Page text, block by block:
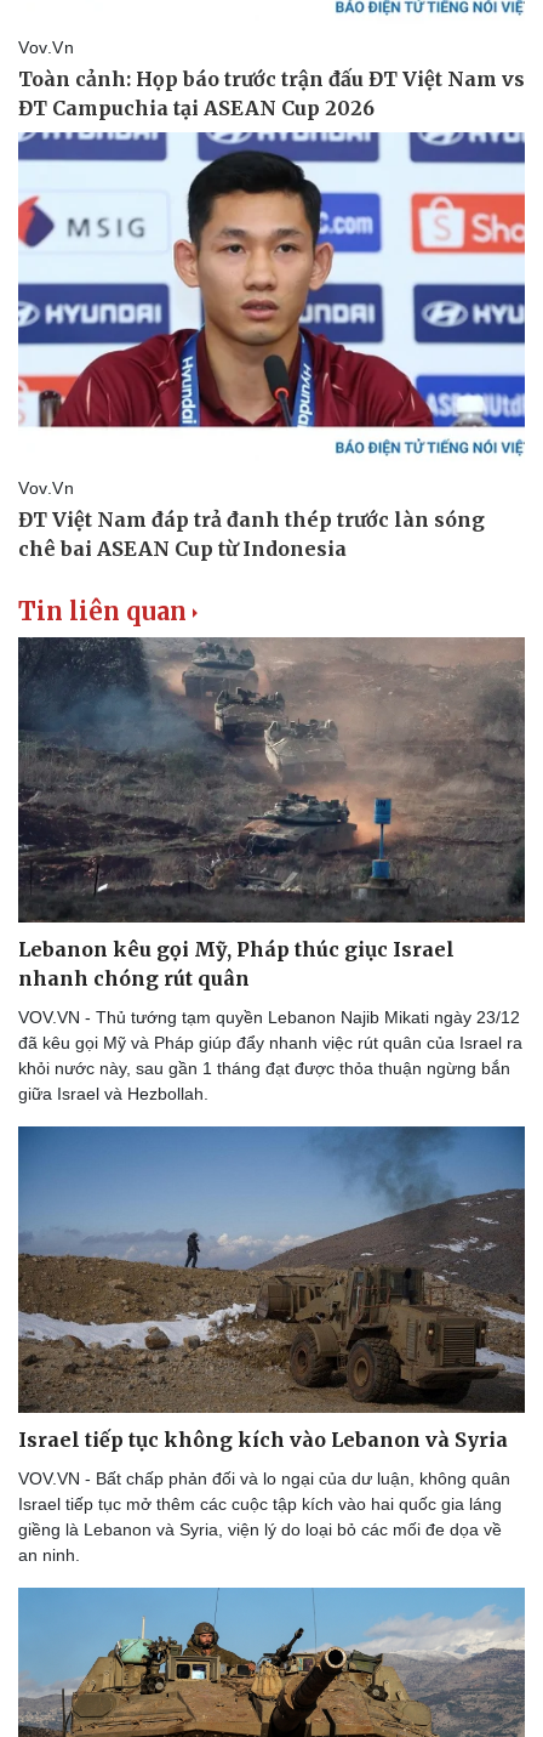
Thể thao
Lịch thi đấu bóng đá
Thế giới thể thao
eSports
Ô tô - Xe máy
Xe máy
Tin liên quan
Lebanon kêu gọi Mỹ, Pháp thúc giục Israel
nhanh chóng rút quân
VOV.VN - Thủ tướng tạm quyền Lebanon Najib Mikati ngày 23/12
đã kêu gọi Mỹ và Pháp giúp đẩy nhanh việc rút quân của Israel ra
khỏi nước này, sau gần 1 tháng đạt được thỏa thuận ngừng bắn
giữa Israel và Hezbollah.
Israel tiếp tục không kích vào Lebanon và Syria
VOV.VN - Bất chấp phản đối và lo ngại của dư luận, không quân
Israel tiếp tục mở thêm các cuộc tập kích vào hai quốc gia láng
giềng là Lebanon và Syria, viện lý do loại bỏ các mối đe dọa về
an ninh.